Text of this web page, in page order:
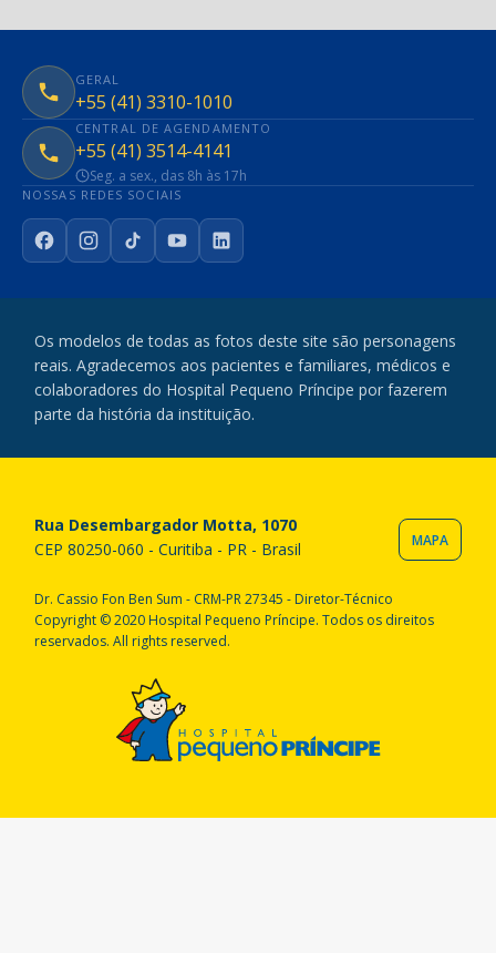
GERAL
+55 (41) 3310-1010
CENTRAL DE AGENDAMENTO
+55 (41) 3514-4141
Seg. a sex., das 8h às 17h
NOSSAS REDES SOCIAIS
FacebookInstagram
TikTokYouTubeLinkedIn
Os modelos de todas as fotos deste site são personagens
reais. Agradecemos aos pacientes e familiares, médicos e
colaboradores do Hospital Pequeno Príncipe por fazerem
parte da história da instituição.
Rua Desembargador Motta, 1070
CEP 80250-060 - Curitiba - PR - Brasil
MAPA
Dr. Cassio Fon Ben Sum - CRM-PR 27345 - Diretor-Técnico
Copyright © 2020 Hospital Pequeno Príncipe. Todos os direitos
reservados. All rights reserved.